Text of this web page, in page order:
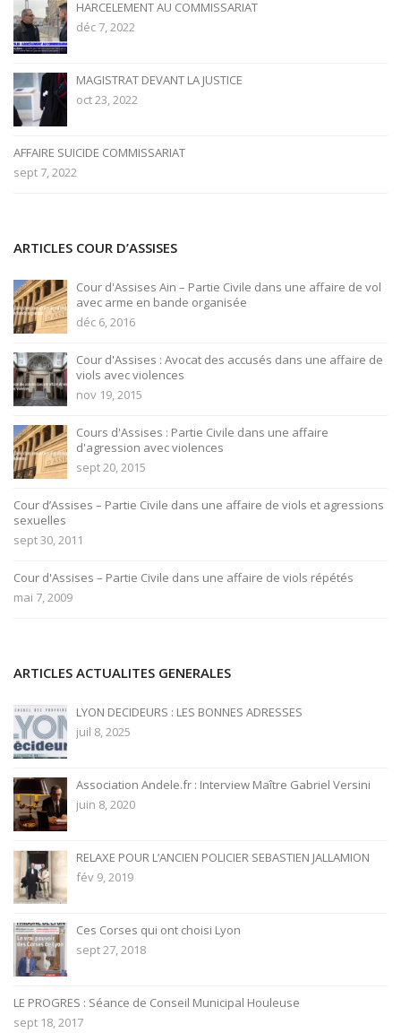
HARCELEMENT AU COMMISSARIAT
déc 7, 2022
MAGISTRAT DEVANT LA JUSTICE
oct 23, 2022
AFFAIRE SUICIDE COMMISSARIAT
sept 7, 2022
ARTICLES COUR D’ASSISES
Cour d'Assises Ain – Partie Civile dans une affaire de vol
avec arme en bande organisée
déc 6, 2016
Cour d'Assises : Avocat des accusés dans une affaire de
viols avec violences
nov 19, 2015
Cours d'Assises : Partie Civile dans une affaire
d'agression avec violences
sept 20, 2015
Cour d’Assises – Partie Civile dans une affaire de viols et agressions
sexuelles
sept 30, 2011
Cour d'Assises – Partie Civile dans une affaire de viols répétés
mai 7, 2009
ARTICLES ACTUALITES GENERALES
LYON DECIDEURS : LES BONNES ADRESSES
juil 8, 2025
Association Andele.fr : Interview Maître Gabriel Versini
juin 8, 2020
RELAXE POUR L’ANCIEN POLICIER SEBASTIEN JALLAMION
fév 9, 2019
Ces Corses qui ont choisi Lyon
sept 27, 2018
LE PROGRES : Séance de Conseil Municipal Houleuse
sept 18, 2017